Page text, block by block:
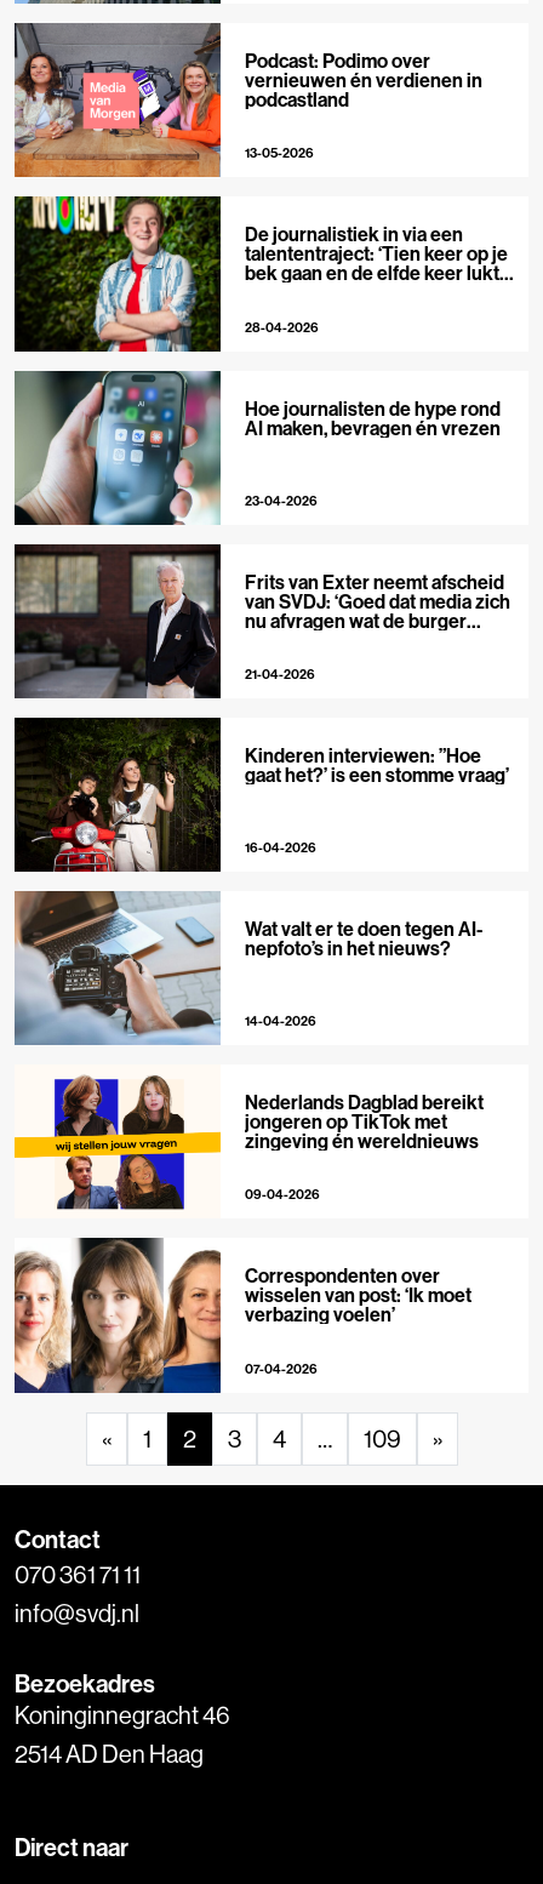
Podcast: Podimo over
vernieuwen én verdienen in
podcastland
13-05-2026
De journalistiek in via een
talententraject: ‘Tien keer op je
bek gaan en de elfde keer lukt
28-04-2026
Hoe journalisten de hype rond
AI maken, bevragen én vrezen
23-04-2026
Frits van Exter neemt afscheid
van SVDJ: ‘Goed dat media zich
nu afvragen wat de burger
21-04-2026
Kinderen interviewen: ”Hoe
gaat het?’ is een stomme vraag’
16-04-2026
Wat valt er te doen tegen AI-
nepfoto’s in het nieuws?
14-04-2026
Nederlands Dagblad bereikt
jongeren op TikTok met
zingeving én wereldnieuws
09-04-2026
Correspondenten over
wisselen van post: ‘Ik moet
verbazing voelen’
07-04-2026
« 1 2 3 4 … 109 »
Contact
070 361 71 11
info@svdj.nl
Bezoekadres
Koninginnegracht 46
2514 AD Den Haag
Direct naar